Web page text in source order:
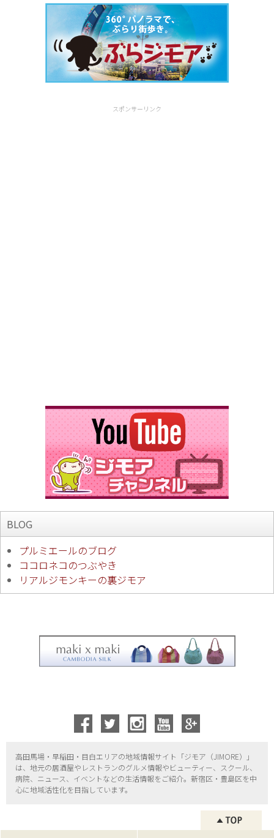
スポンサーリンク
BLOG
プルミエールのブログ
ココロネコのつぶやき
リアルジモンキーの裏ジモア
高田馬場・早稲田・目白エリアの地域情報サイト「ジモア（JIMORE）」
は、地元の居酒屋やレストランのグルメ情報やビューティー、
スクール、
病院、ニュース、イベントなどの生活情報をご紹介。新宿区・ 豊島区を中
心に地域活性化を目指しています。